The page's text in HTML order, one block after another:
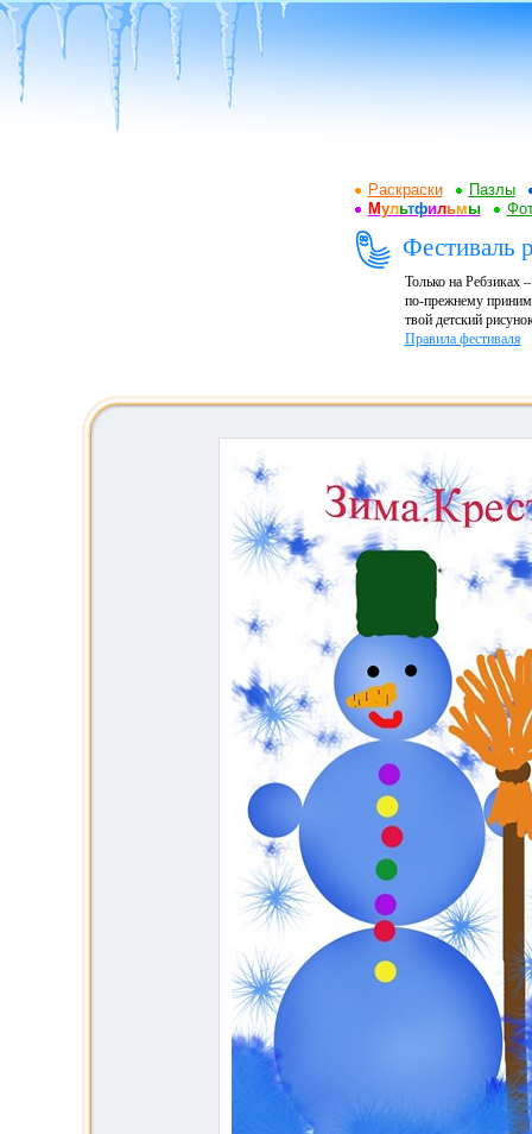
Раскраски
Пазлы
Мультфильмы
Фестиваль
Только на Ребзиках
по-прежнему
твой детский
Правила фестиваля